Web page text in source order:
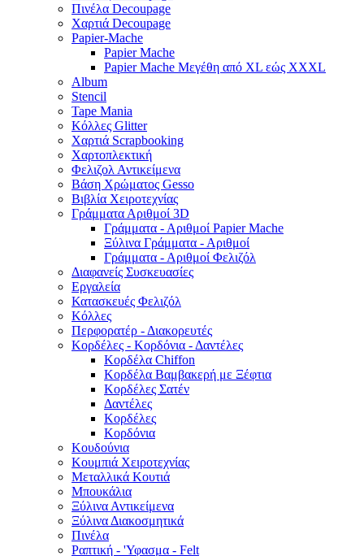
Πινέλα Decoupage
Χαρτιά Decoupage
Papier-Mache
Papier Mache
Papier Mache Μεγέθη από XL εώς XXXL
Album
Stencil
Tape Mania
Κόλλες Glitter
Χαρτιά Scrapbooking
Χαρτοπλεκτική
Φελιζολ Αντικείμενα
Βάση Χρώματος Gesso
Βιβλία Χειροτεχνίας
Γράμματα Αριθμοί 3D
Γράμματα - Αριθμοί Papier Mache
Ξύλινα Γράμματα - Αριθμοί
Γράμματα - Αριθμοί Φελιζόλ
Διαφανείς Συσκευασίες
Εργαλεία
Κατασκευές Φελιζόλ
Κόλλες
Περφορατέρ - Διακορευτές
Κορδέλες - Κορδόνια - Δαντέλες
Κορδέλα Chiffon
Κορδέλα Βαμβακερή με Ξέφτια
Κορδέλες Σατέν
Δαντέλες
Κορδέλες
Κορδόνια
Κουδούνια
Κουμπιά Χειροτεχνίας
Μεταλλικά Κουτιά
Μπουκάλια
Ξύλινα Αντικείμενα
Ξύλινα Διακοσμητικά
Πινέλα
Ραπτική - 'Υφασμα - Felt